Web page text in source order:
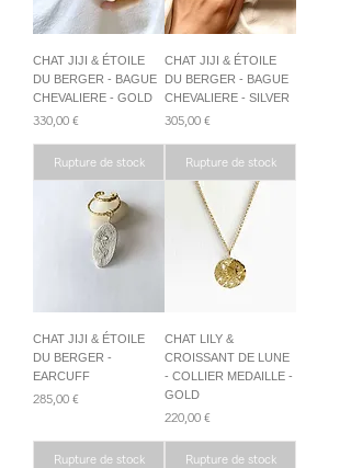
CHAT JIJI & ÉTOILE
DU BERGER - BAGUE
CHEVALIERE - GOLD
Prix
330,00 €
Rupture de stock
CHAT JIJI & ÉTOILE
DU BERGER - BAGUE
CHEVALIERE - SILVER
Prix
305,00 €
Rupture de stock
CHAT JIJI & ÉTOILE
DU BERGER -
EARCUFF
Prix
285,00 €
Rupture de stock
CHAT LILY &
CROISSANT DE LUNE
- COLLIER MEDAILLE -
GOLD
Prix
220,00 €
Rupture de stock